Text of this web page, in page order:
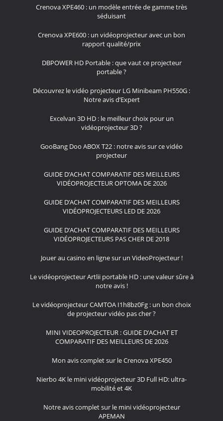
Crenova XPE460 : un modèle entrée de gamme très
séduisant
Crenova XPE600 : un vidéoprojecteur avec un bon
rapport qualité/prix
DBPOWER HD Portable : que vaut ce projecteur
portable ?
Découvrez le vidéo projecteur LG Minibeam PH550G :
Notre avis d’Expert
Excelvan 3D HD : le meilleur choix pour un
vidéoprojecteur 3D ?
GooBang Doo ABOX T22 : notre avis sur ce vidéo
projecteur
GUIDE D’ACHAT COMPARATIF DES MEILLEURS
VIDÉOPROJECTEUR OPTOMA DE 2026
GUIDE D’ACHAT COMPARATIF DES MEILLEURS
VIDÉOPROJECTEURS LED DE 2026
GUIDE D’ACHAT COMPARATIF DES MEILLEURS
VIDÉOPROJECTEURS PAS CHER DE 2018
Jouer au casino en ligne sur un VideoProjecteur !
Le vidéoprojecteur Artlii portable HD : une valeur sûre à
notre avis !
Le vidéoprojecteur CAMTOA I1h8bz0Fg : un bon choix
de projecteur vidéo pas cher ?
MINI VIDEOPROJECTEUR : GUIDE D’ACHAT ET
COMPARATIF DES MEILLEURS DE 2026
Mon avis complet sur le Crenova XPE450
Nierbo 4K le mini vidéoprojecteur 3D Full HD: ultra-
mobilité et 4K
Notre avis complet sur le mini vidéoprojecteur
APEMAN